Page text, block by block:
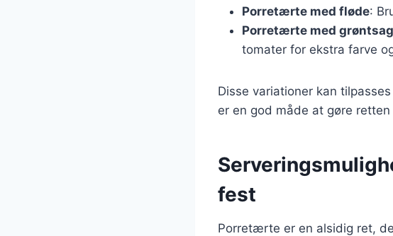
Porretærte med fløde:
Porretærte med
tomater for ekstra farve
Disse variationer kan
er en god måde at gøre
fest
Porretærte er en alsidig ret,